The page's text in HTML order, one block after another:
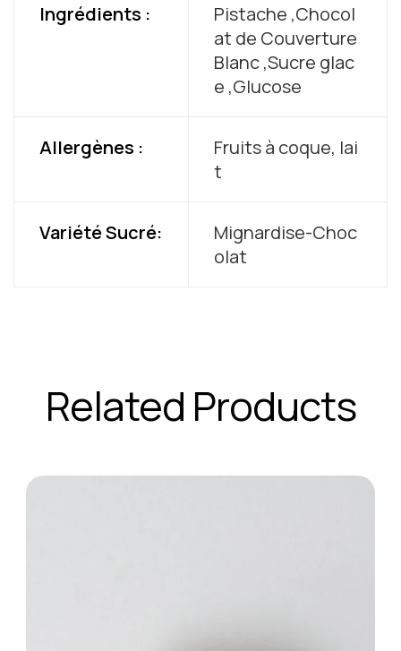
Ingrédients :
Pistache ,Chocol
at de Couverture
Blanc ,Sucre glac
e ,Glucose
Allergènes :
Fruits à coque, lai
t
Variété Sucré:
Mignardise-Choc
olat
Related Products